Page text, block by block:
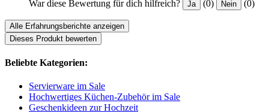
War diese Bewertung für dich hilfreich? Ja (0) Nein (0)
Alle Erfahrungsberichte anzeigen
Dieses Produkt bewerten
Beliebte Kategorien:
Servierware im Sale
Hochwertiges Küchen-Zubehör im Sale
Geschenkideen zur Hochzeit